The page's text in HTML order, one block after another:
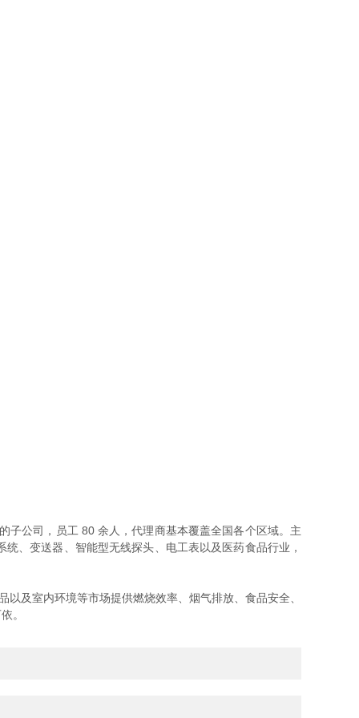
公司，员工 80 余人，代理商基本覆盖全国各个区域。主
、变送器、智能型无线探头、电工表以及医药食品行业，
及室内环境等市场提供燃烧效率、烟气排放、食品安全、
。